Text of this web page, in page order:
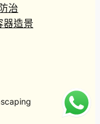
治
器造景